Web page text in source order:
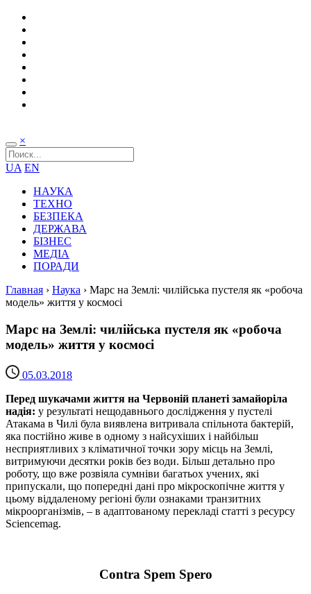
×
UA EN
НАУКА
ТЕХНО
БЕЗПЕКА
ДЕРЖАВА
БІЗНЕС
МЕДІА
ПОРАДИ
Главная › Наука › Марс на Землі: чилійська пустеля як «робоча
модель» життя у космосі
Марс на Землі: чилійська пустеля як «робоча
модель» життя у космосі
05.03.2018
Перед шукачами життя на Червоній планеті замайоріла
надія: у результаті нещодавнього дослідження у пустелі
Атакама в Чилі була виявлена витривала спільнота бактерій,
яка постійно живе в одному з найсухіших і найбільш
несприятливих з кліматичної точки зору місць на Землі,
витримуючи десятки років без води. Більш детально про
роботу, що вже розвіяла сумніви багатьох учених, які
припускали, що попередні дані про мікроскопічне життя у
цьому віддаленому регіоні були ознаками транзитних
мікроорганізмів, – в адаптованому перекладі статті з ресурсу
Sciencemag.
Contra Spem Spero